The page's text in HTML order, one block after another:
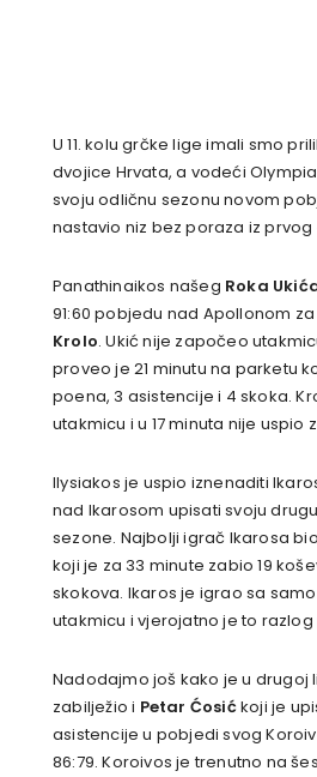
U 11. kolu grčke lige imali smo
dvojice Hrvata, a vodeći
svoju odličnu sezonu novom
nastavio niz bez poraza iz prvog
Panathinaikos našeg Roka
91:60 pobjedu nad Apollonom
Krolo. Ukić nije započeo
proveo je 21 minutu na parketu
poena, 3 asistencije i 4 skoka.
utakmicu i u 17 minuta nije uspio
Ilysiakos je uspio iznenaditi
nad Ikarosom upisati svoju
sezone. Najbolji igrač Ikarosa
koji je za 33 minute zabio 19
skokova. Ikaros je igrao sa
utakmicu i vjerojatno je to
Nadodajmo još kako je u drugoj
zabilježio i Petar Ćosićkoji je
asistencije u pobjedi svog
86:79. Koroivos je trenutno na